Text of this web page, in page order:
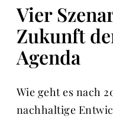
Vier
Zukunft
Agenda
Wie geht es nach
nachhaltige